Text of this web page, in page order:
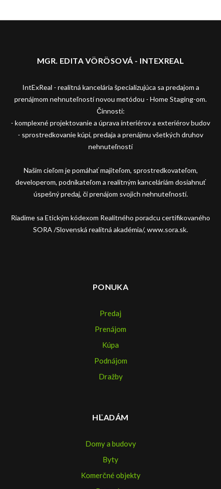
MGR. EDITA VÖRÖSOVÁ - INTEXREAL
IntExReal - realitná kancelária špecializujúca sa predajom a
prenájmom nehnuteľností novou metódou - Home Staging-om.
Činnosti:
- komplexné projektovanie a úprava interiérov a exteriérov budov
- sprostredkovanie kúpi, predaja a prenájmu všetkých druhov
nehnuteľností
Našim cieľom je pomáhať majiteľom, sprostredkovateľom,
developerom, podnikateľom a realitným kanceláriám dosiahnuť
úspešný predaj, či prenájom svojich nehnuteľností.
Riadime sa Etickým kódexom Realitného poradcu certifikovaného
SORA /Slovenská realitná akadémia/, www.sora.sk.
PONUKA
Predaj
Prenájom
Kúpa
Podnájom
Dražby
HĽADÁM
Domy a budovy
Byty
Komerčné objekty